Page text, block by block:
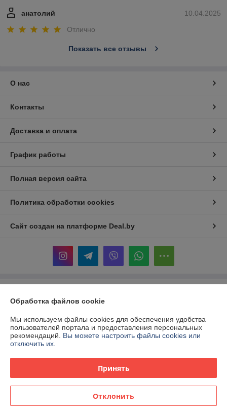
10.04.2025
анатолий
Отлично
Показать все отзывы
О нас
Контакты
Доставка и оплата
График работы
Полная версия сайта
Политика обработки cookies
Сайт создан на платформе Deal.by
Республика Беларусь, 220017, г. Минск, ул. Притыцкого, 160,
помещение 174.
Регистрационный номер ЕГР: 192208106
Регистрационный орган: Минский горисполком
Дата регистрации компании: 05.02.2014
Местонахождение книги жалоб и предложений: Притыцкого 160
Обработка файлов cookie
Мы используем файлы cookies для обеспечения удобства
пользователей портала и предоставления персональных
рекомендаций. Вы можете настроить файлы cookies или
отключить их.
Принять
Отклонить